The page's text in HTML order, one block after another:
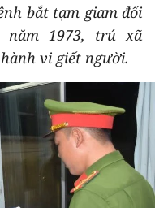
bắt tạm giam đối
năm 1973, trú xã
vi giết người.